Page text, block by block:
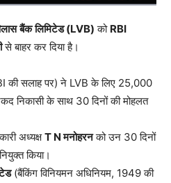
बैंक लिमिटेड(LVB) को RBI
से बाहर कर दिया है।
की सलाह पर) ने LVB के लिए 25,000
निकासी के साथ 30 दिनों की मोहलत
अध्यक्षT Nमनोहरनको उन 30 दिनों
किया।
(बैंकिंग विनियमन अधिनियम, 1949 की